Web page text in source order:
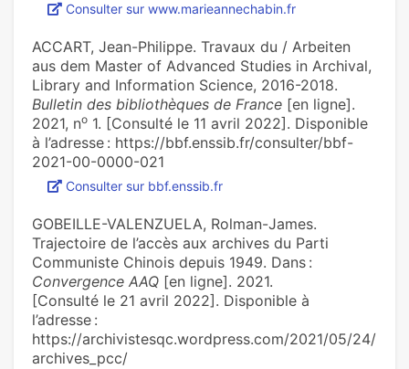
Consulter sur www.marieannechabin.fr
ACCART, Jean-Philippe. Travaux du / Arbeiten
aus dem Master of Advanced Studies in Archival,
Library and Information Science, 2016-2018.
Bulletin des bibliothèques de France [en ligne].
2021, no 1. [Consulté le 11 avril 2022]. Disponible
à l’adresse : https://bbf.enssib.fr/consulter/bbf-
2021-00-0000-021
Consulter sur bbf.enssib.fr
GOBEILLE-VALENZUELA, Rolman-James.
Trajectoire de l’accès aux archives du Parti
Communiste Chinois depuis 1949. Dans :
Convergence AAQ [en ligne]. 2021.
[Consulté le 21 avril 2022]. Disponible à
l’adresse :
https://archivistesqc.wordpress.com/2021/05/24/
archives_pcc/